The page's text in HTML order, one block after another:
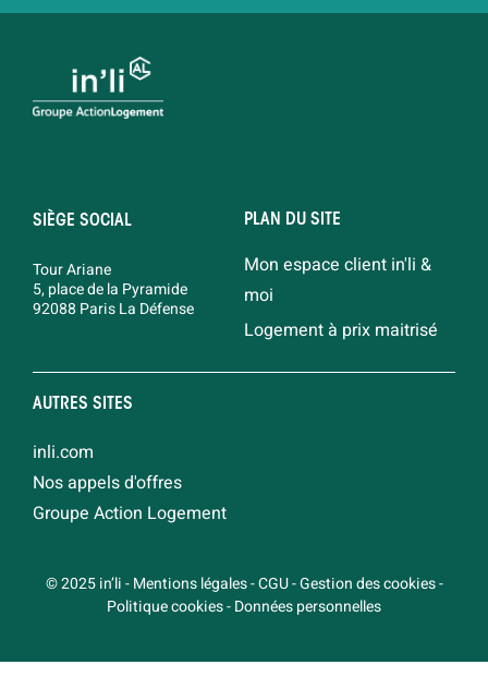
SIÈGE SOCIAL
Tour Ariane
5, place de la Pyramide
92088 Paris La Défense
PLAN DU SITE
Mon espace client in'li &
moi
Logement à prix maitrisé
AUTRES SITES
inli.com
Nos appels d'offres
Groupe Action Logement
© 2025 in’li-Mentions légales-CGU-Gestion des cookies-
Politique cookies-Données personnelles